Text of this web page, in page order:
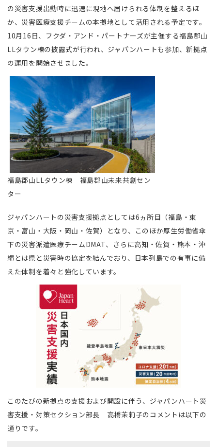
の災害支援出動時に迅速に現地へ届けられる体制を整えるほ
か、災害医療支援チームの本拠地として活用される予定です。
10月16日、フクダ・アンド・パートナーズが主催する福島郡山
LLタウン棟の披露式が行われ、ジャパンハートも参加、新拠点
の運用を開始させました。
福島郡山LLタウン棟 福島郡山未来共創セン
ター
ジャパンハートの災害支援拠点としては6ヵ所目（福島・東
京・富山・大阪・岡山・佐賀）となり、このほか厚生労働省傘
下の災害派遣医療チームDMAT、さらに高知・佐賀・熊本・沖
縄とは県と災害時の協定を結んでおり、日本列島での有事に備
えた体制を着々と強化しています。
このたびの新拠点の支援および開設に伴う、ジャパンハート災
害支援・対策セクション部長 高橋茉莉子のコメントは以下の
通りです。